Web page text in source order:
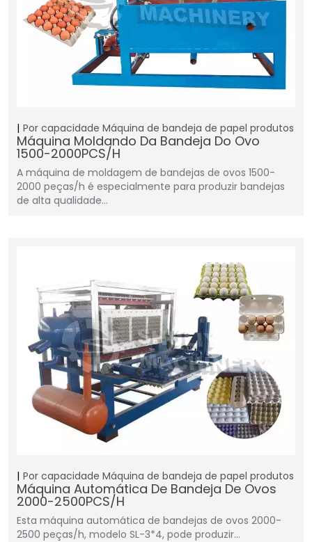
Por capacidade Máquina de bandeja de papel produtos
Máquina Moldando Da Bandeja Do Ovo
1500-2000PCS/H
A máquina de moldagem de bandejas de ovos 1500-
2000 peças/h é especialmente para produzir bandejas
de alta qualidade…
Por capacidade Máquina de bandeja de papel produtos
Máquina Automática De Bandeja De Ovos
2000-2500PCS/H
Esta máquina automática de bandejas de ovos 2000-
2500 peças/h, modelo SL-3*4, pode produzir…